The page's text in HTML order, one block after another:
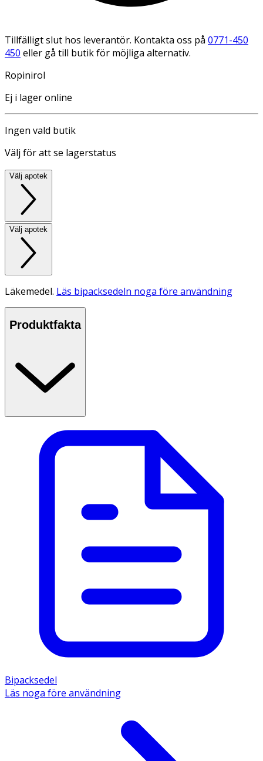
Tillfälligt slut hos leverantör. Kontakta oss på 0771-450
450 eller gå till butik för möjliga alternativ.
Ropinirol
Ej i lager online
Ingen vald butik
Välj för att se lagerstatus
Välj apotek
Välj apotek
Läkemedel. Läs bipacksedeln noga före användning
Produktfakta
Bipacksedel
Läs noga före användning